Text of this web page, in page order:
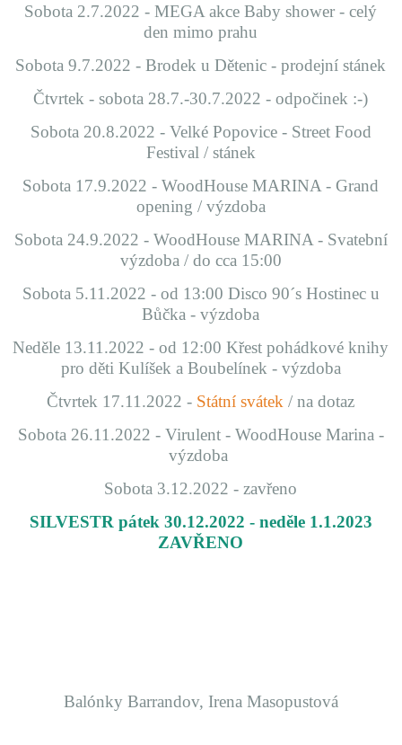
Sobota 2.7.2022 - MEGA akce Baby shower - celý
den mimo prahu
Sobota 9.7.2022 - Brodek u Dětenic - prodejní stánek
Čtvrtek - sobota 28.7.-30.7.2022 - odpočinek :-)
Sobota 20.8.2022 - Velké Popovice - Street Food
Festival / stánek
Sobota 17.9.2022 - WoodHouse MARINA - Grand
opening / výzdoba
Sobota 24.9.2022 - WoodHouse MARINA - Svatební
výzdoba / do cca 15:00
Sobota 5.11.2022 - od 13:00 Disco 90´s Hostinec u
Bůčka - výzdoba
Neděle 13.11.2022 - od 12:00 Křest pohádkové knihy
pro děti Kulíšek a Boubelínek - výzdoba
Čtvrtek 17.11.2022 - Státní svátek / na dotaz
Sobota 26.11.2022 - Virulent - WoodHouse Marina -
výzdoba
Sobota 3.12.2022 - zavřeno
SILVESTR pátek 30.12.2022 - neděle 1.1.2023
ZAVŘENO
Balónky Barrandov, Irena Masopustová